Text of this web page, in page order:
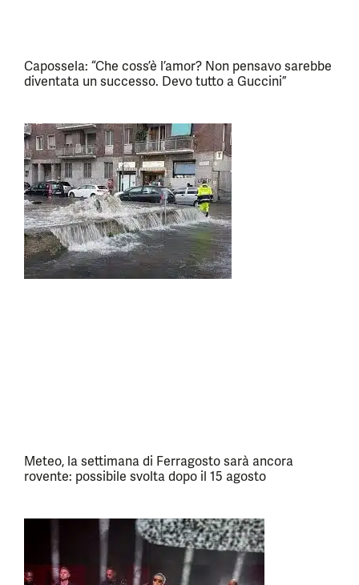
Capossela: “Che coss’è l’amor? Non pensavo sarebbe
diventata un successo. Devo tutto a Guccini”
Meteo, la settimana di Ferragosto sarà ancora
rovente: possibile svolta dopo il 15 agosto